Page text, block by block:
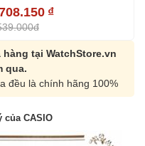
₫
hàng tại WatchStore.vn
qua.
đều là chính hãng 100%
của CASIO